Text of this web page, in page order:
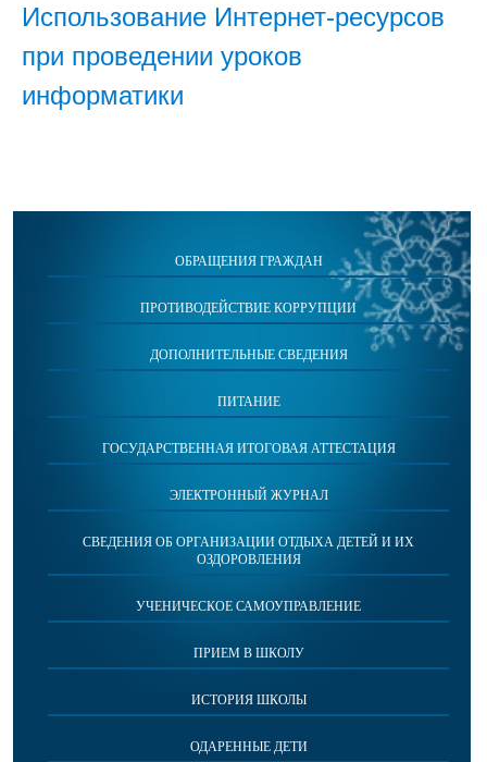
Использование Интернет-ресурсов
при проведении уроков
информатики
ОБРАЩЕНИЯ ГРАЖДАН
ПРОТИВОДЕЙСТВИЕ КОРРУПЦИИ
ДОПОЛНИТЕЛЬНЫЕ СВЕДЕНИЯ
ПИТАНИЕ
ГОСУДАРСТВЕННАЯ ИТОГОВАЯ АТТЕСТАЦИЯ
ЭЛЕКТРОННЫЙ ЖУРНАЛ
СВЕДЕНИЯ ОБ ОРГАНИЗАЦИИ ОТДЫХА ДЕТЕЙ И ИХ
ОЗДОРОВЛЕНИЯ
УЧЕНИЧЕСКОЕ САМОУПРАВЛЕНИЕ
ПРИЕМ В ШКОЛУ
ИСТОРИЯ ШКОЛЫ
ОДАРЕННЫЕ ДЕТИ